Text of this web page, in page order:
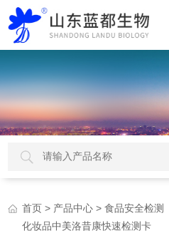
首页 > 产品中心 >食品安全检测
化妆品中美洛昔康快速检测卡